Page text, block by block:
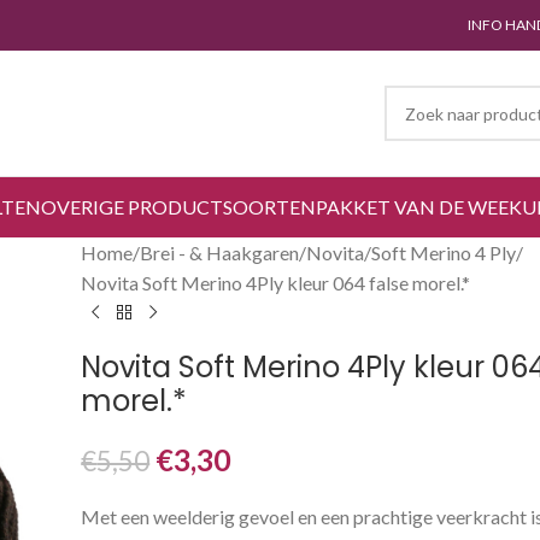
INFO
OVERIGE PRODUCTSOORTENPAKKET VAN DE WEEK
Home Brei - & Haakgaren Novita Soft Merino 4 Ply
Novita Soft Merino 4Ply kleur 064 false morel.*
Novita Soft Merino 4Ply kleur
morel.*
€5,50 €3,30
Met een weelderig gevoel en een prachtige veerkracht